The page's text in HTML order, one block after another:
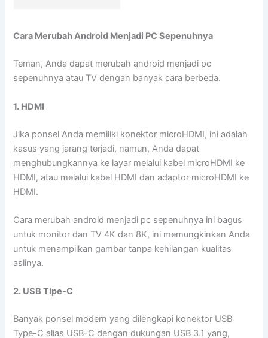
Cara Merubah Android Menjadi PC Sepenuhnya
Teman, Anda dapat merubah android menjadi pc
sepenuhnya atau TV dengan banyak cara berbeda.
1. HDMI
Jika ponsel Anda memiliki konektor microHDMI, ini adalah
kasus yang jarang terjadi, namun, Anda dapat
menghubungkannya ke layar melalui kabel microHDMI ke
HDMI, atau melalui kabel HDMI dan adaptor microHDMI ke
HDMI.
Cara merubah android menjadi pc sepenuhnya ini bagus
untuk monitor dan TV 4K dan 8K, ini memungkinkan Anda
untuk menampilkan gambar tanpa kehilangan kualitas
aslinya.
2. USB Tipe-C
Banyak ponsel modern yang dilengkapi konektor USB
Type-C alias USB-C dengan dukungan USB 3.1 yang,